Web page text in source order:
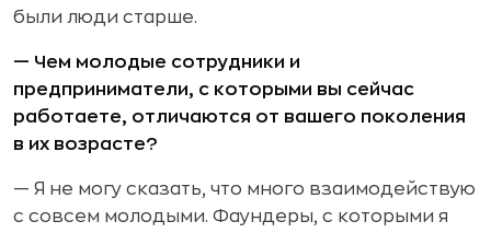
были люди старше.
— Чем молодые сотрудники и
предприниматели, с которыми вы сейчас
работаете, отличаются от вашего поколения
в их возрасте?
— Я не могу сказать, что много взаимодействую
с совсем молодыми. Фаундеры, с которыми я